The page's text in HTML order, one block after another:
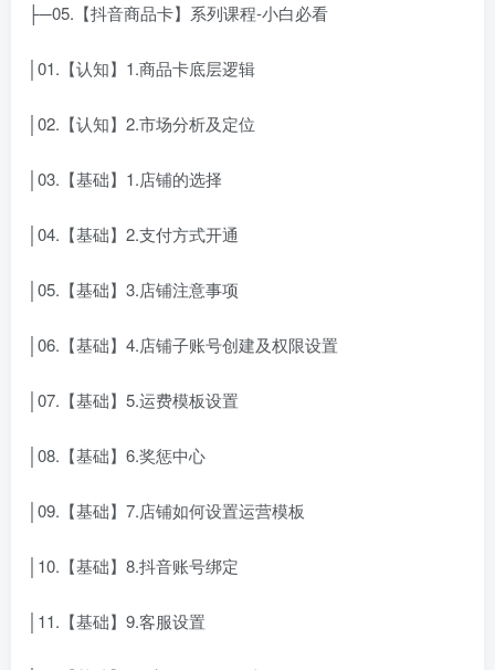
├─05.【抖音商品卡】系列课程-小白必看
│01.【认知】1.商品卡底层逻辑
│02.【认知】2.市场分析及定位
│03.【基础】1.店铺的选择
│04.【基础】2.支付方式开通
│05.【基础】3.店铺注意事项
│06.【基础】4.店铺子账号创建及权限设置
│07.【基础】5.运费模板设置
│08.【基础】6.奖惩中心
│09.【基础】7.店铺如何设置运营模板
│10.【基础】8.抖音账号绑定
│11.【基础】9.客服设置